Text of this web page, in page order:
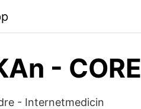
- CORE
- Internetmedicin